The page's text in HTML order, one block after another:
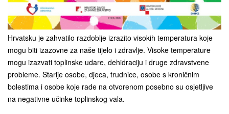
Hrvatsku je zahvatilo razdoblje izrazito visokih temperatura koje
mogu biti izazovne za naše tijelo i zdravlje. Visoke temperature
mogu izazvati toplinske udare, dehidraciju i druge zdravstvene
probleme. Starije osobe, djeca, trudnice, osobe s kroničnim
bolestima i osobe koje rade na otvorenom posebno su osjetljive
na negativne učinke toplinskog vala.